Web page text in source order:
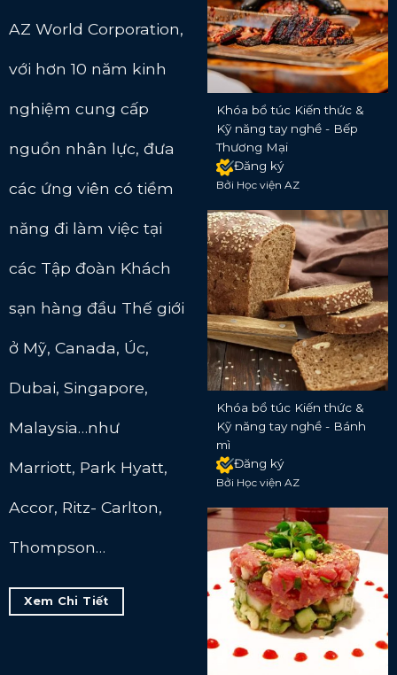
AZ World Corporation,
với hơn 10 năm kinh
nghiệm cung cấp
nguồn nhân lực, đưa
các ứng viên có tiềm
năng đi làm việc tại
các Tập đoàn Khách
sạn hàng đầu Thế giới
ở Mỹ, Canada, Úc,
Dubai, Singapore,
Malaysia…như
Marriott, Park Hyatt,
Accor, Ritz- Carlton,
Thompson…
Xem Chi Tiết
Khóa bổ túc Kiến thức &
Kỹ năng tay nghề - Bếp
Thương Mại
Đăng ký
Bởi Học viện AZ
Khóa bổ túc Kiến thức &
Kỹ năng tay nghề - Bánh
mì
Đăng ký
Bởi Học viện AZ